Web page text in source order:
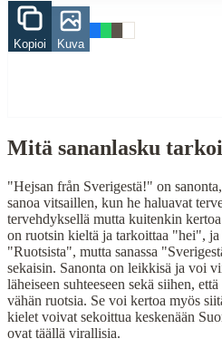
Finding Finnish proverbs
Understanding Finnish cultural
Language:Finnish (suomi)
Origin:Finland
Period:Traditional folk wisdom
Kopioi Kuva
Mitä sananlasku
"Hejsan från Sverigestä!" on
sanoa vitsaillen, kun he haluavat
tervehdyksellä mutta kuitenkin
on ruotsin kieltä ja tarkoittaa "hei",
"Ruotsista", mutta sanassa
sekaisin. Sanonta on leikkisä ja voi
läheiseen suhteeseen sekä siihen,
vähän ruotsia. Se voi kertoa myös
kielet voivat sekoittua keskenään
ovat täällä virallisia.